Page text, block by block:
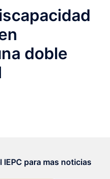
doble
para mas noticias